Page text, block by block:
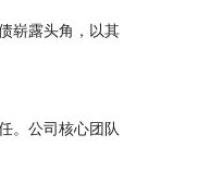
崭露头角，以其
。公司核心团队